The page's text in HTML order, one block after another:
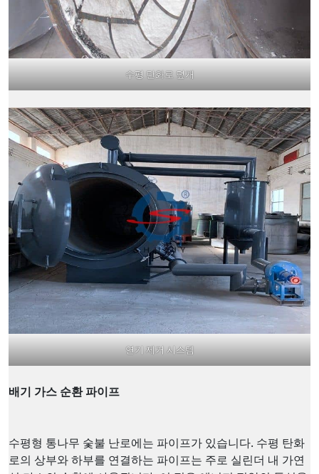
수평 탄화로 덮개
연기 제거 시스템
배기 가스 순환 파이프
수평형 통나무 숯불 난로에는 파이프가 있습니다. 수평 탄화
로의 상부와 하부를 연결하는 파이프는 주로 실린더 내 가연